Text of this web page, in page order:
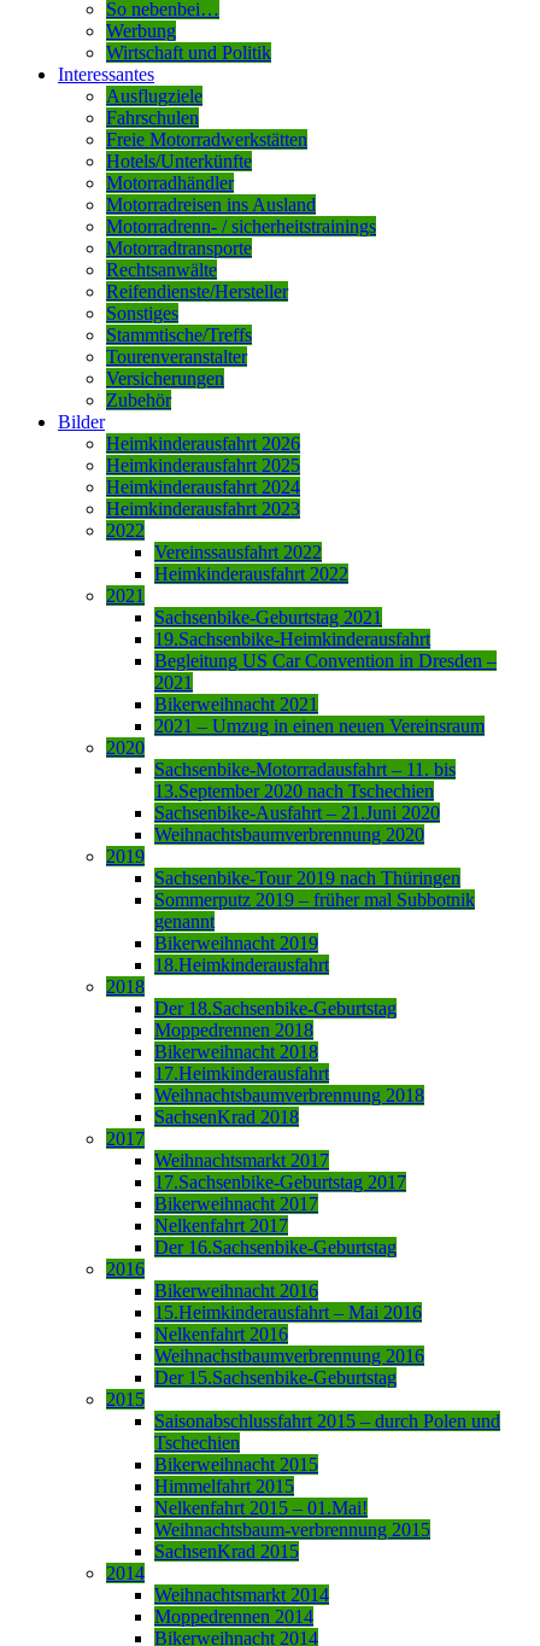
So nebenbei…
Werbung
Wirtschaft und Politik
Interessantes
Ausflugziele
Fahrschulen
Freie Motorradwerkstätten
Hotels/Unterkünfte
Motorradhändler
Motorradreisen ins Ausland
Motorradrenn- / sicherheitstrainings
Motorradtransporte
Rechtsanwälte
Reifendienste/Hersteller
Sonstiges
Stammtische/Treffs
Tourenveranstalter
Versicherungen
Zubehör
Bilder
Heimkinderausfahrt 2026
Heimkinderausfahrt 2025
Heimkinderausfahrt 2024
Heimkinderausfahrt 2023
2022
Vereinssausfahrt 2022
Heimkinderausfahrt 2022
2021
Sachsenbike-Geburtstag 2021
19.Sachsenbike-Heimkinderausfahrt
Begleitung US Car Convention in Dresden –
2021
Bikerweihnacht 2021
2021 – Umzug in einen neuen Vereinsraum
2020
Sachsenbike-Motorradausfahrt – 11. bis
13.September 2020 nach Tschechien
Sachsenbike-Ausfahrt – 21.Juni 2020
Weihnachtsbaumverbrennung 2020
2019
Sachsenbike-Tour 2019 nach Thüringen
Sommerputz 2019 – früher mal Subbotnik
genannt
Bikerweihnacht 2019
18.Heimkinderausfahrt
2018
Der 18.Sachsenbike-Geburtstag
Moppedrennen 2018
Bikerweihnacht 2018
17.Heimkinderausfahrt
Weihnachtsbaumverbrennung 2018
SachsenKrad 2018
2017
Weihnachtsmarkt 2017
17.Sachsenbike-Geburtstag 2017
Bikerweihnacht 2017
Nelkenfahrt 2017
Der 16.Sachsenbike-Geburtstag
2016
Bikerweihnacht 2016
15.Heimkinderausfahrt – Mai 2016
Nelkenfahrt 2016
Weihnachstbaumverbrennung 2016
Der 15.Sachsenbike-Geburtstag
2015
Saisonabschlussfahrt 2015 – durch Polen und
Tschechien
Bikerweihnacht 2015
Himmelfahrt 2015
Nelkenfahrt 2015 – 01.Mai!
Weihnachtsbaum-verbrennung 2015
SachsenKrad 2015
2014
Weihnachtsmarkt 2014
Moppedrennen 2014
Bikerweihnacht 2014